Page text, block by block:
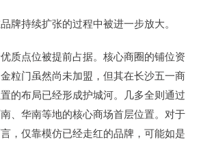
牌持续扩张的过程中被进一步放大。
质点位被提前占据。核心商圈的铺位资
粒门虽然尚未加盟，但其在长沙五一商
的布局已经形成护城河。几多全则通过
、华南等地的核心商场首层位置。对于
，仅靠模仿已经走红的品牌，可能如是